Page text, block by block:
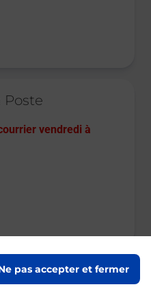
pas accepter et fermer
Poste
vendredi à
Poste